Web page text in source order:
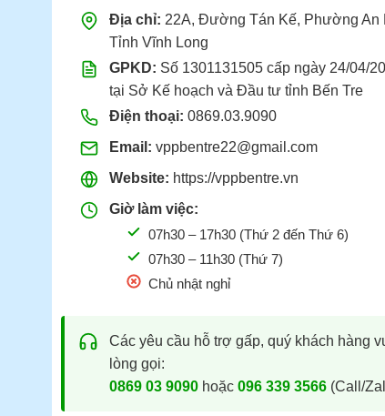
Địa chỉ: 22A, Đường Tán Kế, Phường An
Tỉnh Vĩnh Long
GPKD: Số 1301131505 cấp ngày 24/04/
tại Sở Kế hoạch và Đầu tư tỉnh Bến Tre
Điện thoại: 0869.03.9090
Email: vppbentre22@gmail.com
Website: https://vppbentre.vn
Giờ làm việc:
07h30 – 17h30 (Thứ 2 đến Thứ 6)
07h30 – 11h30 (Thứ 7)
Chủ nhật nghỉ
Các yêu cầu hỗ trợ gấp, quý khách hàng
lòng gọi:
0869 03 9090hoặc 096 339 3566(Call/